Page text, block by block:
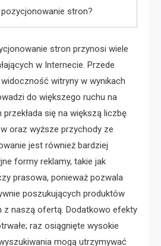
stron?
stron przynosi wiele
w Internecie. Przede
witryny w wynikach
do większego ruchu na
się na większą liczbę
oraz wyższe przychody ze
jest również bardziej
formy reklamy, takie jak
prasowa, ponieważ pozwala
poszukujących produktów
z naszą ofertą. Dodatkowo efekty
raz osiągnięte wysokie
mogą utrzymywać